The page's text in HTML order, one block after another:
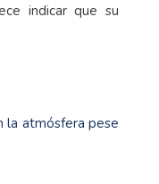
indicar que su
la atmósfera pese